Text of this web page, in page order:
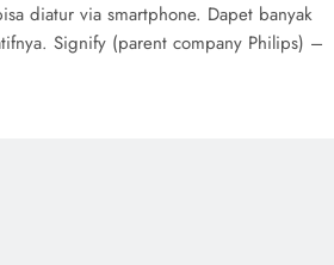
diatur via smartphone. Dapet banyak
Signify (parent company Philips) –